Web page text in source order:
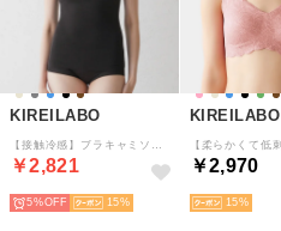
KIREILABO
￥2,821
5% 15
KIREILABO
￥2,970
15